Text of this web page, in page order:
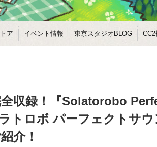
ア イベント情報 東京スタジオBLOG
収録！『Solatorobo
トロボ パーフェクトサウ
介！